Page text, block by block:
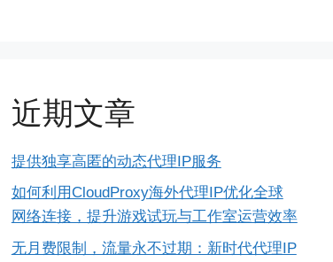
近期文章
提供独享高匿的动态代理IP服务
如何利用CloudProxy海外代理IP优化全球
网络连接，提升游戏试玩与工作室运营效率
无月费限制，流量永不过期：新时代代理IP